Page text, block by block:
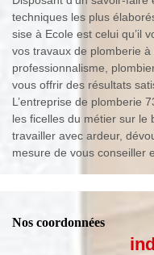
techniques les plus
sise à Ecole est celui qu’il
vos travaux de plomberie
professionnalisme,
vous offrir des résultats
L’entreprise de plomberie
les ficelles du métier sur le
travailler avec ardeur,
mesure de vous conseiller
Nos coordonnées